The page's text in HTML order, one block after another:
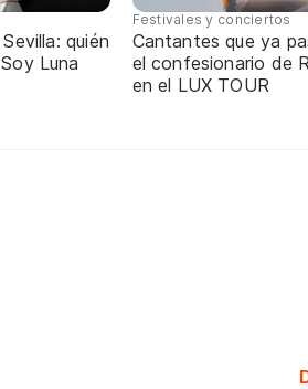
quién
Luna
Festivales y conciertos
Cantantes que ya
el confesionario de
en el LUX TOUR